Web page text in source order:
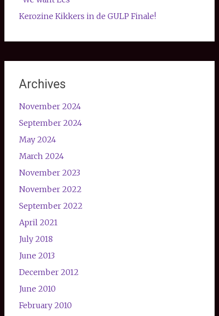
Kerozine Kikkers in de GULP Finale!
Archives
November 2024
September 2024
May 2024
March 2024
November 2023
November 2022
September 2022
April 2021
July 2018
June 2013
December 2012
June 2010
February 2010